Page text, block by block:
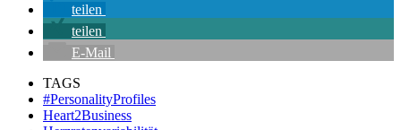
teilen
teilen
E-Mail
TAGS
#PersonalityProfiles
Heart2Business